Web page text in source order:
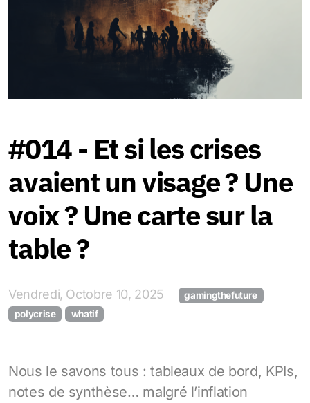
#014 - Et si les crises
avaient un visage ? Une
voix ? Une carte sur la
table ?
Vendredi, Octobre 10, 2025
gamingthefuture
polycrise
whatif
Nous le savons tous : tableaux de bord, KPIs,
notes de synthèse… malgré l’inflation